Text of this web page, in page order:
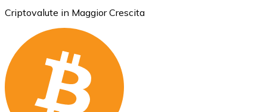
Criptovalute in Maggior Crescita